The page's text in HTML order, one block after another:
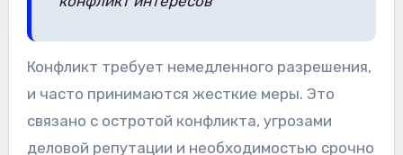
Конфликт требует немедленного разрешения,
и часто принимаются жесткие меры. Это
связано с остротой конфликта, угрозами
деловой репутации и необходимостью срочно